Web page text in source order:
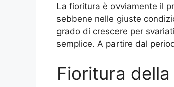
La fioritura è ovviamente il
sebbene nelle giuste
grado di crescere per
semplice. A partire dal
Fioritura